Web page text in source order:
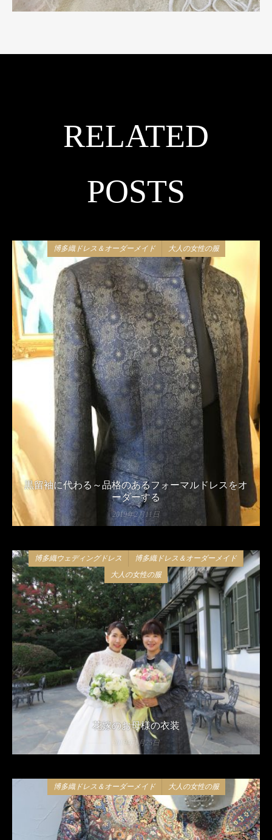
RELATED
POSTS
博多織ドレス＆オーダーメイド 大人の女性の服
黒留袖に代わる～品格のあるフォーマルドレスをオ
ーダーする
2019年2月11日
博多織ウェディングドレス
博多織ドレス＆オーダーメイド
大人の女性の服
花嫁のお母様の衣装
2019年1月25日
博多織ドレス＆オーダーメイド 大人の女性の服